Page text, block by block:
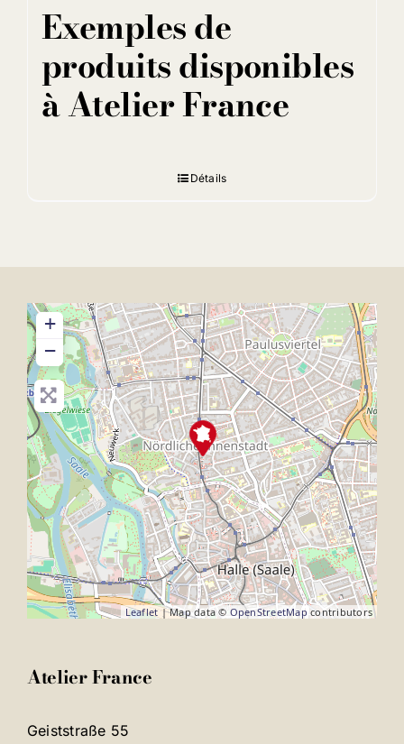
Exemples de
produits disponibles
à Atelier France
Détails
+
−
Leaflet | Map data © OpenStreetMap contributors
Atelier France
Geiststraße 55